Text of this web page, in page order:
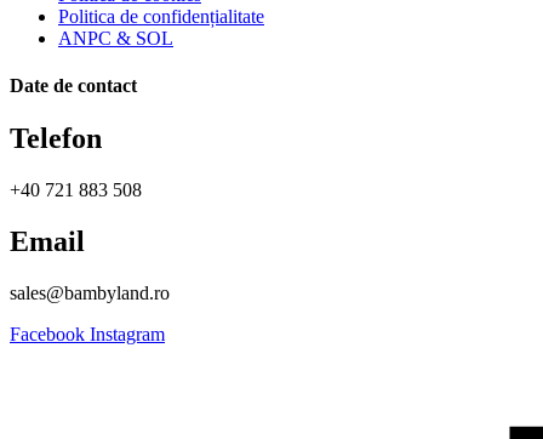
Politica de confidențialitate
ANPC & SOL
Date de contact
Telefon
+40 721 883 508
Email
sales@bambyland.ro​
Facebook Instagram